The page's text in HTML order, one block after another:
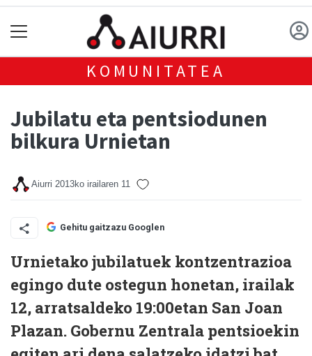
KOMUNITATEA
Jubilatu eta pentsiodunen
bilkura Urnietan
Aiurri 2013ko irailaren 11
Gehitu gaitzazu Googlen
Urnietako jubilatuek kontzentrazioa
egingo dute ostegun honetan, irailak
12, arratsaldeko 19:00etan San Joan
Plazan. Gobernu Zentrala pentsioekin